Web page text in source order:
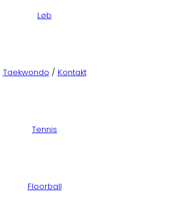
Løb
Taekwondo / Kontakt
Tennis
Floorball